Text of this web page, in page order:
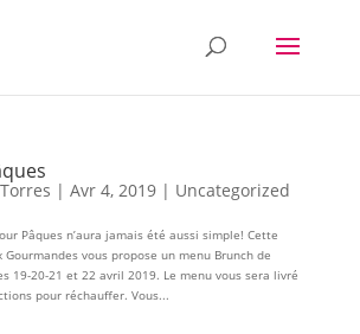
| Avr 4, 2019| Uncategorized
Pâques n’aura jamais été aussi simple! Cette
vous propose un menu Brunch de
19-20-21 et 22 avril 2019. Le menu vous sera livré
pour réchauffer. Vous...